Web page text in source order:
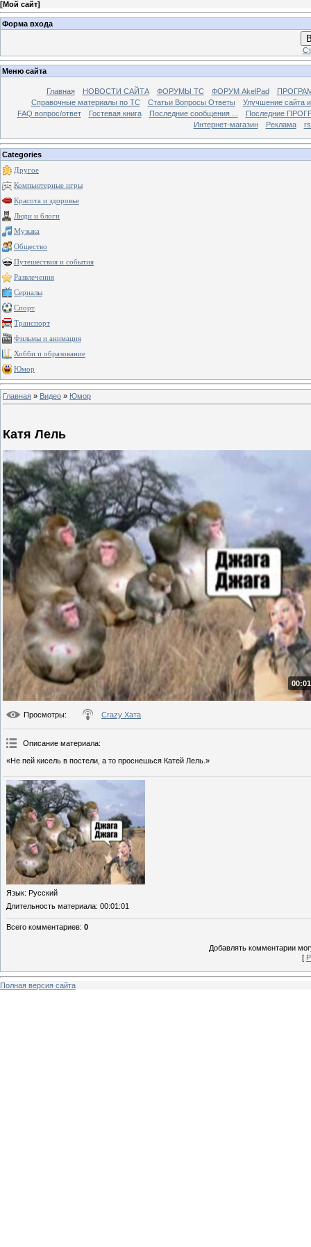
[Мой сайт]
Форма входа
Меню сайта
Главная НОВОСТИ САЙТА ФОРУМЫ TC ФОРУМ AkelPad
Справочные материалы по TС
Статьи Вопросы Ответы
Улучшение сайта
FAQ вопрос/ответ
Гостевая книга Последние сообщения ...
Последние
Интернет-магазин
Реклама
Categories
Другое
Компьютерные игры
Красота и здоровье
Люди и блоги
Музыка
Общество
Путешествия и события
Развлечения
Сериалы
Спорт
Транспорт
Фильмы и анимация
Хобби и образование
Юмор
Главная » Видео » Юмор
Катя Лель
Просмотры: Crazy Хата
Описание материала:
«Не пей кисель в постели, а то проснешься Катей Лель.»
Язык: Русский
Длительность материала: 00:01:01
Всего комментариев: 0
Добавлять комментарии
[
Полная версия сайта